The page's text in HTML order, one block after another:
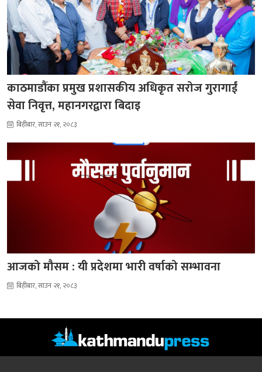
काठमाडौंका प्रमुख प्रशासकीय अधिकृत सरोज गुरागाईं
सेवा निवृत्त, महानगरद्वारा बिदाइ
बिहीबार, साउन २१, २०८३
आजको मौसम : यी प्रदेशमा भारी वर्षाको सम्भावना
बिहीबार, साउन २१, २०८३